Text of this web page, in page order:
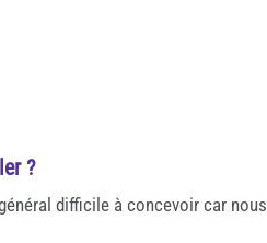
?
difficile à concevoir car nous